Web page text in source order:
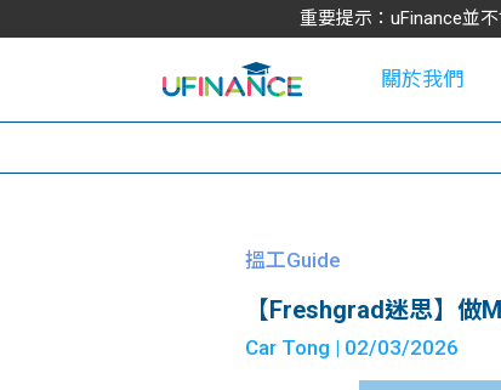
重要提示：uFinance並
關於我們
搵工Guide
【Freshgrad迷思】做
Car Tong | 02/03/2026